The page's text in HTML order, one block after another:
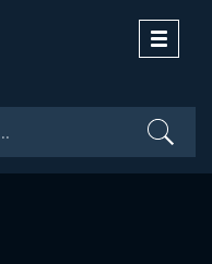
Toggle